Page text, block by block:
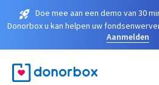
Doe mee aan een demo van 30
Donorbox u kan helpen uw
Aanmelden